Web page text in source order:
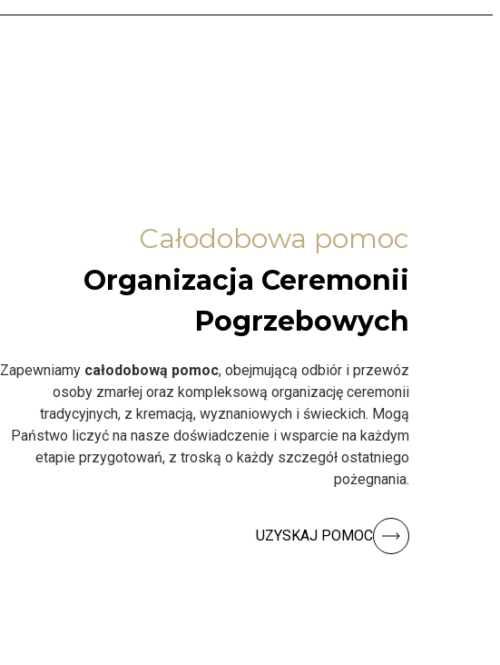
Całodobowa pomoc
Organizacja Ceremonii
Pogrzebowych
Zapewniamy całodobową pomoc, obejmującą odbiór i przewóz
osoby zmarłej oraz kompleksową organizację ceremonii
tradycyjnych, z kremacją, wyznaniowych i świeckich. Mogą
Państwo liczyć na nasze doświadczenie i wsparcie na każdym
etapie przygotowań, z troską o każdy szczegół ostatniego
pożegnania.
UZYSKAJ POMOC